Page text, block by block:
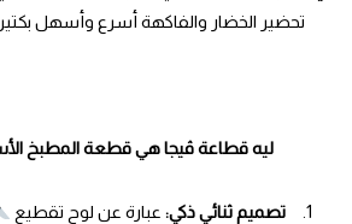
تحضير الخضار والفاكهة أسرع وأسهل
ليه قطاعة ڤيجا هي قطعة المطبخ
تصميم ثنائي ذكي: عبارة عن لوح تقطيع